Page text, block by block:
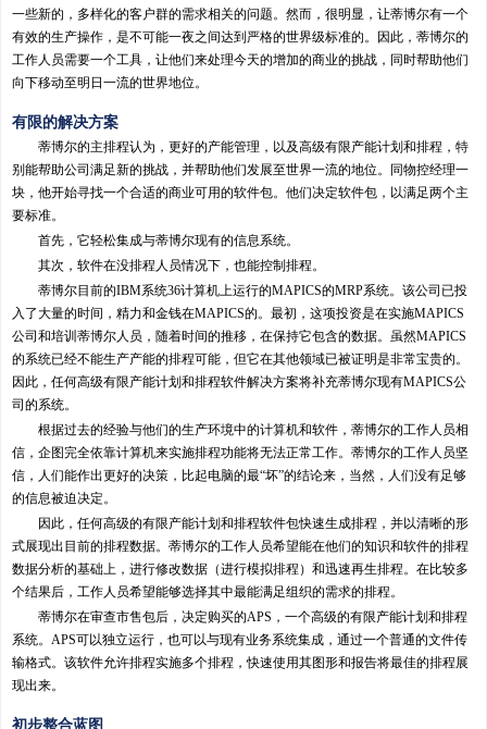
一些新的，多样化的客户群的需求相关的问题。然而，很明显，让蒂博尔有一个
有效的生产操作，是不可能一夜之间达到严格的世界级标准的。因此，蒂博尔的
工作人员需要一个工具，让他们来处理今天的增加的商业的挑战，同时帮助他们
向下移动至明日一流的世界地位。
有限的解决方案
蒂博尔的主排程认为，更好的产能管理，以及高级有限产能计划和排程，特
别能帮助公司满足新的挑战，并帮助他们发展至世界一流的地位。同物控经理一
块，他开始寻找一个合适的商业可用的软件包。他们决定软件包，以满足两个主
要标准。
首先，它轻松集成与蒂博尔现有的信息系统。
其次，软件在没排程人员情况下，也能控制排程。
蒂博尔目前的IBM系统36计算机上运行的MAPICS的MRP系统。该公司已投
入了大量的时间，精力和金钱在MAPICS的。最初，这项投资是在实施MAPICS
公司和培训蒂博尔人员，随着时间的推移，在保持它包含的数据。虽然MAPICS
的系统已经不能生产产能的排程可能，但它在其他领域已被证明是非常宝贵的。
因此，任何高级有限产能计划和排程软件解决方案将补充蒂博尔现有MAPICS公
司的系统。
根据过去的经验与他们的生产环境中的计算机和软件，蒂博尔的工作人员相
信，企图完全依靠计算机来实施排程功能将无法正常工作。蒂博尔的工作人员坚
信，人们能作出更好的决策，比起电脑的最“坏”的结论来，当然，人们没有足够
的信息被迫决定。
因此，任何高级的有限产能计划和排程软件包快速生成排程，并以清晰的形
式展现出目前的排程数据。蒂博尔的工作人员希望能在他们的知识和软件的排程
数据分析的基础上，进行修改数据（进行模拟排程）和迅速再生排程。在比较多
个结果后，工作人员希望能够选择其中最能满足组织的需求的排程。
蒂博尔在审查市售包后，决定购买的APS，一个高级的有限产能计划和排程
系统。APS可以独立运行，也可以与现有业务系统集成，通过一个普通的文件传
输格式。该软件允许排程实施多个排程，快速使用其图形和报告将最佳的排程展
现出来。
初步整合蓝图